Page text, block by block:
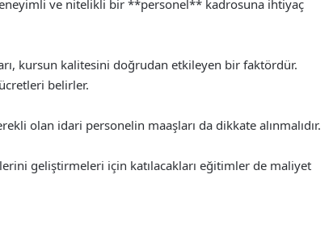
ve nitelikli bir **personel** kadrosuna ihtiyaç
kursun kalitesini doğrudan etkileyen bir faktördür.
belirler.
olan idari personelin maaşları da dikkate alınmalıdır.
geliştirmeleri için katılacakları eğitimler de maliyet